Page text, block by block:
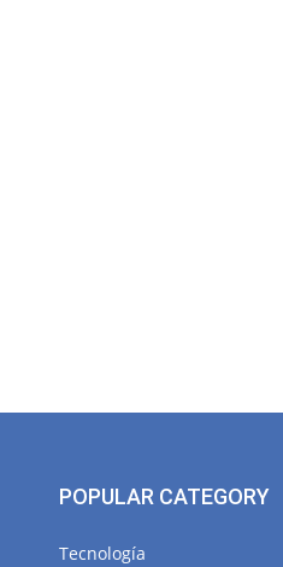
POPULAR CATEGORY
Tecnología